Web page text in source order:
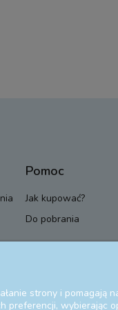
Pomoc
Jak kupować?
Do pobrania
strony i
wybierając